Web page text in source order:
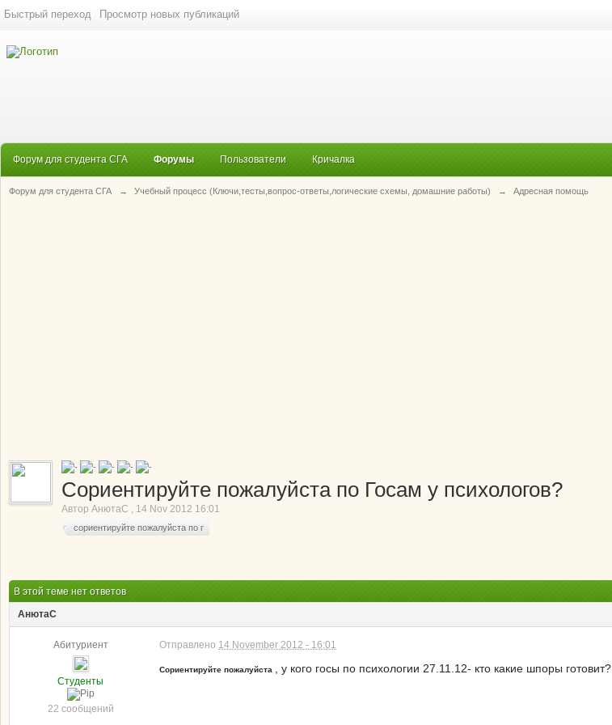
Быстрый переход Просмотр новых публикаций
Форум для студента СГА Форумы Пользователи Кричалка
Форум для студента СГА → Учебный процесс (Ключи,тесты,вопрос-ответы,логические схемы, домашние работы) → Адресная помощь
Сориентируйте пожалуйста по Госам у психологов?
Автор АнютаC , 14 Nov 2012 16:01
сориентируйте пожалуйста по г
В этой теме нет ответов
АнютаC
Абитуриент
Студенты
22 сообщений
Отправлено 14 November 2012 - 16:01
Сориентируйте пожалуйста , у кого госы по психологии 27.11.12- кто какие шпоры готовит?